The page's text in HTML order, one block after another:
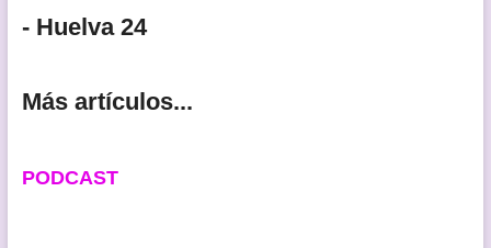
- Huelva 24
Más artículos...
PODCAST